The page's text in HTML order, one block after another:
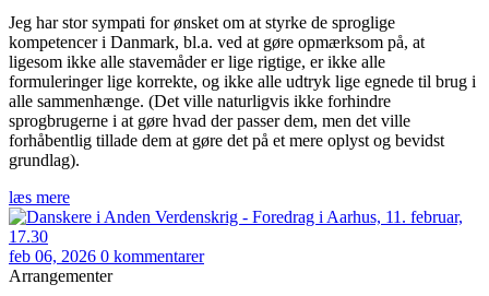
Jeg har stor sympati for ønsket om at styrke de sproglige
kompetencer i Danmark, bl.a. ved at gøre opmærksom på, at
ligesom ikke alle stavemåder er lige rigtige, er ikke alle
formuleringer lige korrekte, og ikke alle udtryk lige egnede til brug i
alle sammenhænge. (Det ville naturligvis ikke forhindre
sprogbrugerne i at gøre hvad der passer dem, men det ville
forhåbentlig tillade dem at gøre det på et mere oplyst og bevidst
grundlag).
læs mere
feb 06, 2026 0 kommentarer
Arrangementer